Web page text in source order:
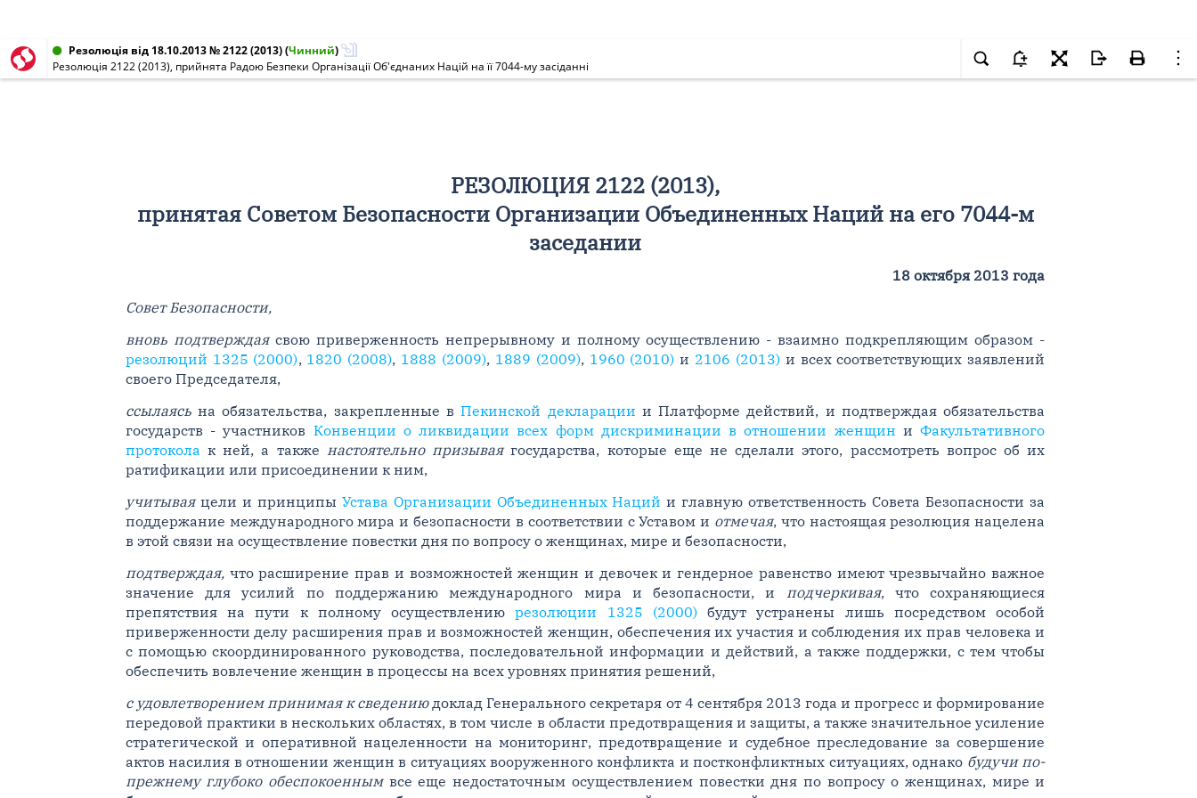
Резолюція від 18.10.2013 № 2122 (2013)(Чинний)
Резолюція 2122 (2013), прийнята Радою Безпеки Організації Об'єднаних Націй на її 7044-му засіданні
РЕЗОЛЮЦИЯ 2122 (2013),
принятая Советом Безопасности Организации Объединенных Наций на его 7044-м
заседании
18 октября 2013 года
Совет Безопасности,
вновь подтверждаясвою приверженность непрерывному и полному осуществлению - взаимно подкрепляющим образом -
резолюций 1325 (2000), 1820 (2008), 1888 (2009), 1889 (2009), 1960 (2010) и 2106 (2013)и всех соответствующих заявлений
своего Председателя,
ссылаясьна обязательства, закрепленные вПекинской декларации и Платформе действий, и подтверждая обязательства
государств - участников Конвенции о ликвидации всех форм дискриминации в отношении женщин иФакультативного
протокола к ней, а также настоятельно призываягосударства, которые еще не сделали этого, рассмотреть вопрос об их
ратификации или присоединении к ним,
учитываяцели и принципы Устава Организации Объединенных Наций и главную ответственность Совета Безопасности за
поддержание международного мира и безопасности в соответствии с Уставом и отмечая, что настоящая резолюция нацелена
в этой связи на осуществление повестки дня по вопросу о женщинах, мире и безопасности,
подтверждая,что расширение прав и возможностей женщин и девочек и гендерное равенство имеют чрезвычайно важное
значение для усилий по поддержанию международного мира и безопасности, и
подчеркивая, что сохраняющиеся
препятствия на пути к полному осуществлениюрезолюции 1325 (2000)будут устранены лишь посредством особой
приверженности делу расширения прав и возможностей женщин, обеспечения их участия и соблюдения их прав человека и
с помощью скоординированного руководства, последовательной информации и действий, а также поддержки, с тем чтобы
обеспечить вовлечение женщин в процессы на всех уровнях принятия решений,
с удовлетворением принимая к сведениюдоклад Генерального секретаря от 4 сентября 2013 года и прогресс и формирование
передовой практики в нескольких областях, в том числе в области предотвращения и защиты, а также значительное усиление
стратегической и оперативной нацеленности на мониторинг, предотвращение и судебное преследование за совершение
актов насилия в отношении женщин в ситуациях вооруженного конфликта и постконфликтных ситуациях, однако будучи по-
прежнему глубоко обеспокоеннымвсе еще недостаточным осуществлением повестки дня по вопросу о женщинах, мире и